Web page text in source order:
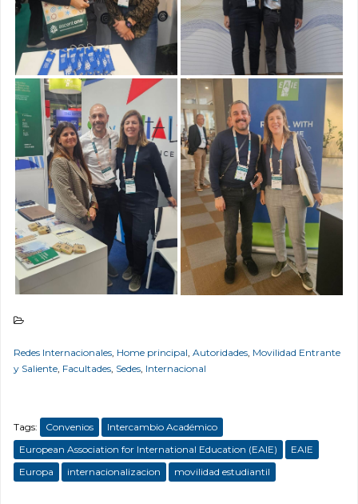
Redes Internacionales, Home principal, Autoridades, Movilidad Entrante
y Saliente, Facultades, Sedes, Internacional
Tags: Convenios
Intercambio Académico
European Association for International Education (EAIE)
EAIE
Europa
internacionalizacion movilidad estudiantil